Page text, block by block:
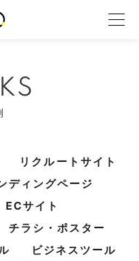
リクルートサイト
ディングページ
ECサイト
チラシ・ポスター
ビジネスツール